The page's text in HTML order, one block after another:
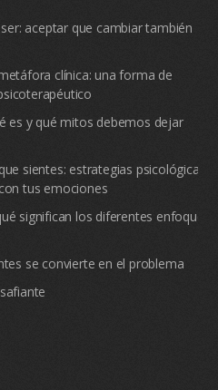
aceptar que cambiar también
clínica: una forma de
es y qué mitos debemos dejar
sientes: estrategias psicológicas
tus emociones
significan los diferentes enfoques
se convierte en el problema